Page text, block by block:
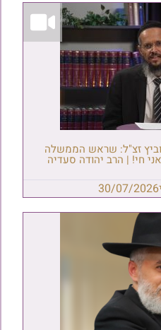
זצ"ל: שראש הממשלה
חי! | הרב יהודה סעדיה
30/07/2026